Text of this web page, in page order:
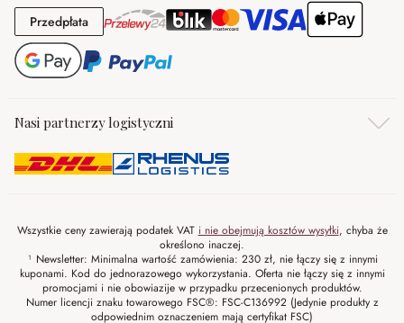
PrzedpłataPrzedpłata
Nasi partnerzy logistyczni
Wszystkie ceny zawierają podatek VAT i nie obejmują kosztów wysyłki, chyba że
określono inaczej.
¹ Newsletter: Minimalna wartość zamówienia: 230 zł, nie łączy się z innymi
kuponami. Kod do jednorazowego wykorzystania. Oferta nie łączy się z innymi
promocjami i nie obowiazije w przypadku przecenionych produktów.
Numer licencji znaku towarowego FSC®: FSC-C136992 (Jedynie produkty z
odpowiednim oznaczeniem mają certyfikat FSC)